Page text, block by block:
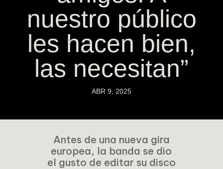
nuestro público
les hacen bien,
las necesitan”
ABR 9, 2025
Antes de una nueva gira
europea, la banda se dio
el gusto de editar su disco